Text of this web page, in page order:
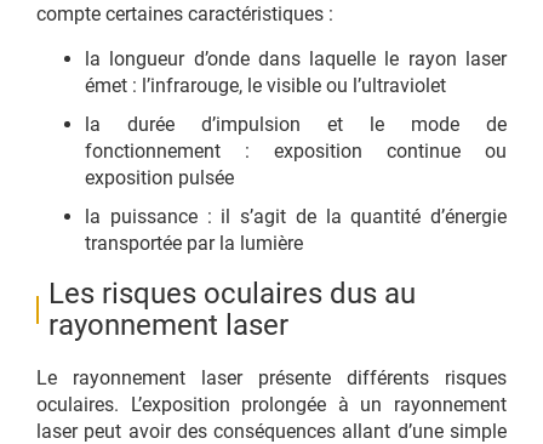
compte certaines caractéristiques :
la longueur d’onde dans laquelle le rayon laser
émet : l’infrarouge, le visible ou l’ultraviolet
la durée d’impulsion et le mode de
fonctionnement : exposition continue ou
exposition pulsée
la puissance : il s’agit de la quantité d’énergie
transportée par la lumière
Les risques oculaires dus au
rayonnement laser
Le rayonnement laser présente différents risques
oculaires. L’exposition prolongée à un rayonnement
laser peut avoir des conséquences allant d’une simple